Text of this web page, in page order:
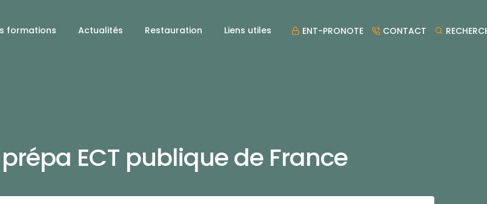
formations Actualités Restauration Liens utiles ENT-PRONOTE CONTACT
ECT publique de France